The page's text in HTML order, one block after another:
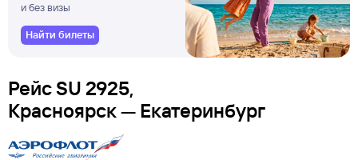
и без визы
Найти билеты
Рейс SU 2925,
Красноярск — Екатеринбург